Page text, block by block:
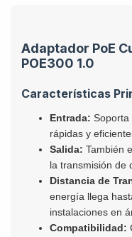
Adaptador PoE
POE300 1.0
Características
Entrada: Soporta
rápidas y
Salida: También
la transmisión de
Distancia de
energía llega
instalaciones en
Compatibilidad: